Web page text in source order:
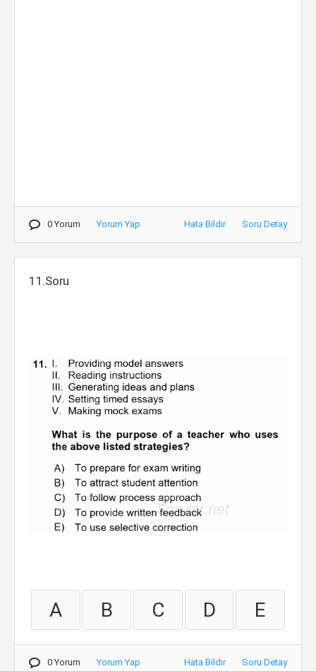
0 Yorum Yorum Yap Hata Bildir Soru Detay
11.Soru
A B C D E
0 Yorum Yorum Yap Hata Bildir Soru Detay